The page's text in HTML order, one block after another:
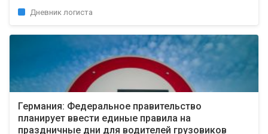
Дневник логиста
Германия: Федеральное правительство
планирует ввести единые правила на
праздничные дни для водителей грузовиков